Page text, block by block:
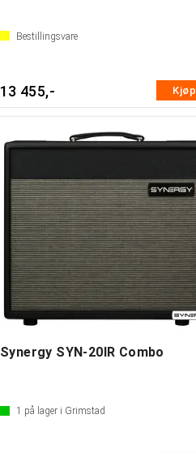
Bestillingsvare
13 455,- Kjøp
Synergy SYN-20IR Combo
1 på lager i Grimstad